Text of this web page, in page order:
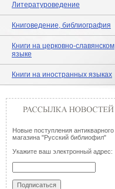
Литературоведение
Книговедение, библиография
Книги на церковно-славянском
языке
Книги на иностранных языках
Новые поступления антикварного
магазина "Русский библиофил"
Укажите ваш электронный адрес: